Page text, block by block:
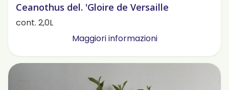
Ceanothus del. 'Gloire de Versaille
cont. 2,0L
Maggiori informazioni